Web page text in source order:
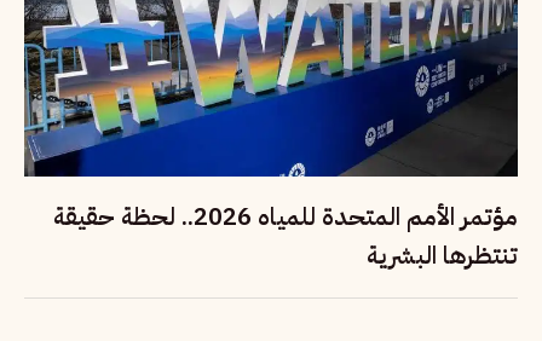
مؤتمر الأمم المتحدة للمياه 2026.. لحظة حقيقة
تنتظرها البشرية